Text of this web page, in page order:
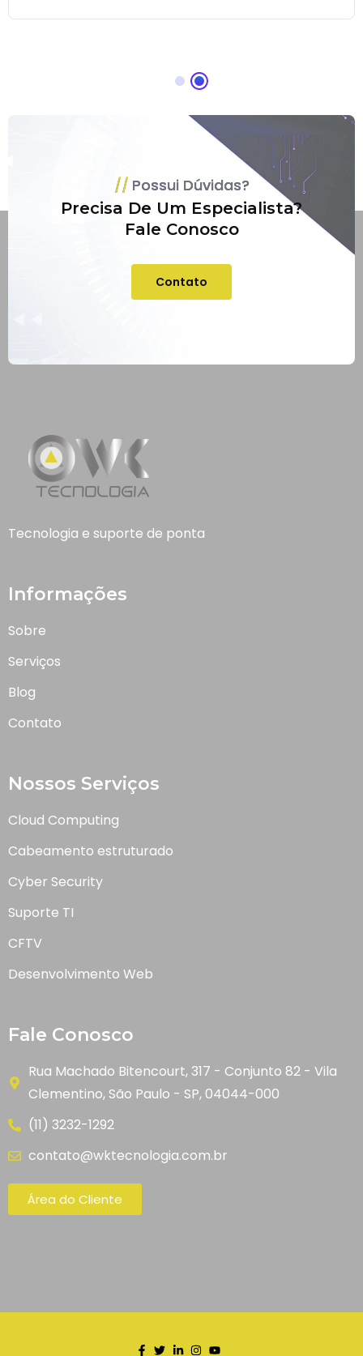
Possui Dúvidas?
Precisa De Um Especialista?
Fale Conosco
Contato
Tecnologia e suporte de ponta
Informações
Sobre
Serviços
Blog
Contato
Nossos Serviços
Cloud Computing
Cabeamento estruturado
Cyber Security
Suporte TI
CFTV
Desenvolvimento Web
Fale Conosco
Rua Machado Bitencourt, 317 - Conjunto 82 - Vila
Clementino, São Paulo - SP, 04044-000
(11) 3232-1292
contato@wktecnologia.com.br
Área do Cliente